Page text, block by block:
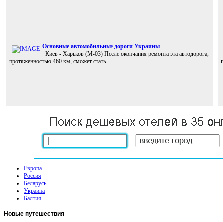
Основные автомобильные дороги Украины
Киев - Харьков (M-03) После окончания ремонта эта автодорога,
протяженностью 460 км, сможет стать...
Европа
Россия
Беларусь
Украина
Балтия
Новые путешествия